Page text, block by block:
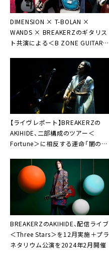
DIMENSION × T-BOLAN ×
WANDS × BREAKERZのギタリス
ト共演による＜B ZONE GUITAR
【ライヴレポート】BREAKERZの
AKIHIDE、二部構成のツアー＜
Fortune＞に相反する運命「闇の中
BREAKERZのAKIHIDE、配信ライブ
＜Three Stars＞を12月実施＋プラ
ネタリウム公演を2024年2月開催